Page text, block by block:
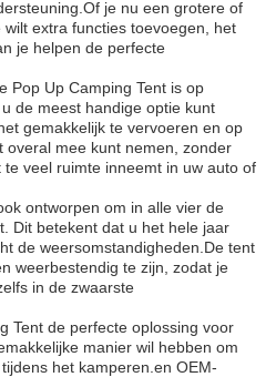
je nu een grotere of
extra functies toevoegen, het
je helpen de perfecte
Pop Up Camping Tent is op
de meest handige optie kunt
gemakkelijk te vervoeren en op
overal mee kunt nemen, zonder
veel ruimte inneemt in uw auto of
ontworpen om in alle vier de
Dit betekent dat u het hele jaar
de weersomstandigheden.De tent
weerbestendig te zijn, zodat je
in de zwaarste
Tent de perfecte oplossing voor
manier wil hebben om
het kamperen.en OEM-